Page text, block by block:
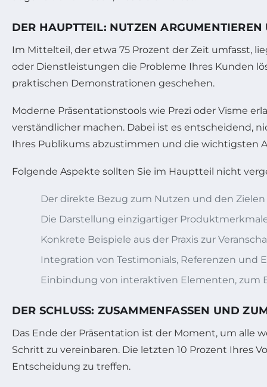
DER HAUPTTEIL: NUTZEN
Im Mittelteil, der etwa 75 Prozent der Zeit umfasst,
oder Dienstleistungen die Probleme Ihres Kunden
praktischen Demonstrationen geschehen.
Moderne Präsentationstools wie Prezi oder Visme
verständlicher machen. Dabei ist es entscheidend,
Ihres Publikums abzustimmen und die wichtigsten
Folgende Aspekte sollten Sie im Hauptteil nicht
Der direkte Bezug zum Nutzen und den
Die Darstellung einzigartiger
Konkrete Beispiele aus der Praxis zur
Integration von Testimonials, Referenzen und
Einbindung von interaktiven Elementen, zum
DER SCHLUSS: ZUSAMMENFASSEN UND
Das Ende der Präsentation ist der Moment, um alle
Schritt zu vereinbaren. Die letzten 10 Prozent Ihres
Entscheidung zu treffen.